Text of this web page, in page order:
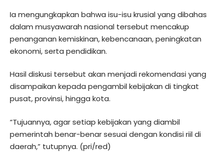
Ia mengungkapkan bahwa isu-isu krusial yang dibahas
dalam musyawarah nasional tersebut mencakup
penanganan kemiskinan, kebencanaan, peningkatan
ekonomi, serta pendidikan.
Hasil diskusi tersebut akan menjadi rekomendasi yang
disampaikan kepada pengambil kebijakan di tingkat
pusat, provinsi, hingga kota.
“Tujuannya, agar setiap kebijakan yang diambil
pemerintah benar-benar sesuai dengan kondisi riil di
daerah,” tutupnya. (pri/red)